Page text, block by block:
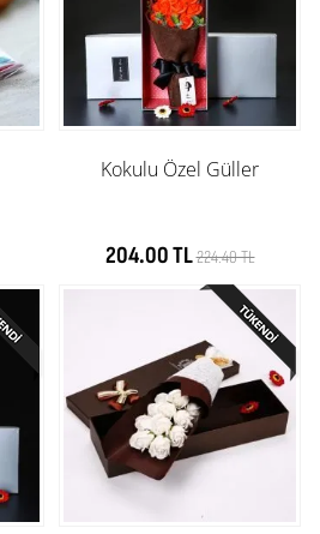
Kokulu Özel Güller
204.00 TL224.40 TL